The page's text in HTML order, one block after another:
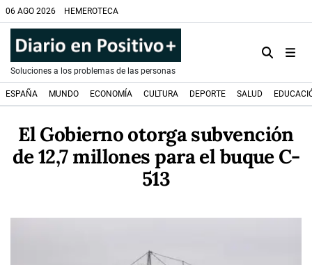
06 AGO 2026 HEMEROTECA
Soluciones a los problemas de las personas
ESPAÑA MUNDO ECONOMÍA CULTURA DEPORTE SALUD
El Gobierno otorga subvención
de 12,7 millones para el buque C-
513